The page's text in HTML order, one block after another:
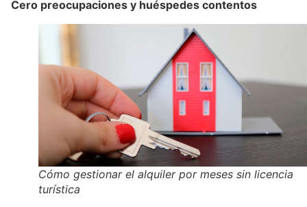
Cero preocupaciones y huéspedes contentos
Cómo gestionar el alquiler por meses sin licencia
turística